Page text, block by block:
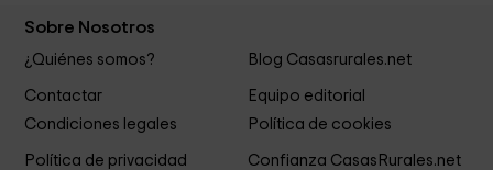
Sobre Nosotros
¿Quiénes somos? Blog Casasrurales.net
Contactar
Equipo editorial
Condiciones legales
Política de cookies
Política de privacidad Confianza CasasRurales.net